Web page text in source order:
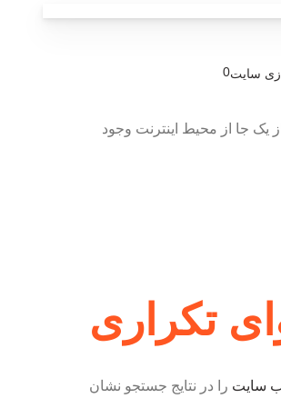
سایت0
یک جا از محیط اینترنت وجود
تکراری
سایت را در نتایج جستجو نشان